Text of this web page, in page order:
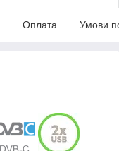
Оплата Умови